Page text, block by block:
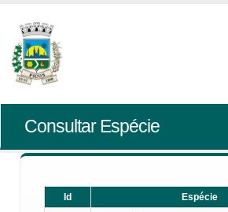
Consultar Espécie
Id
Espécie